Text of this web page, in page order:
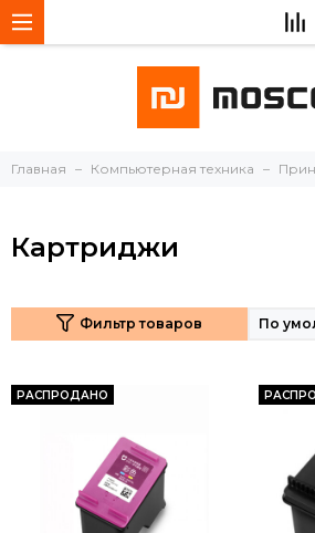
Главная Компьютерная техника
Картриджи
Фильтр товаров
РАСПРОДАНО